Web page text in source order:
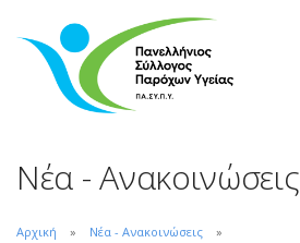
Νέα - Ανακοινώσεις
Αρχική Νέα - Ανακοινώσεις